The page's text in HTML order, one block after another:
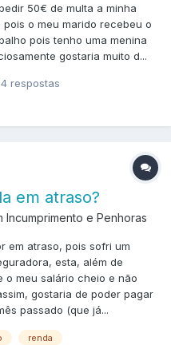
50€ de multa a minha
o meu marido recebeu o
pois tenho uma menina
gostaria muito d...
4 respostas
em atraso?
Incumprimento e Penhoras
em atraso, pois sofri um
esta, além de
o meu salário cheio e não
gostaria de poder pagar
passado (que já...
renda